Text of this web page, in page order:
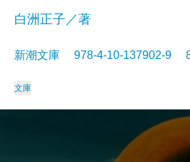
白洲正子／著
新潮文庫 978-4-10-137902-9
文庫